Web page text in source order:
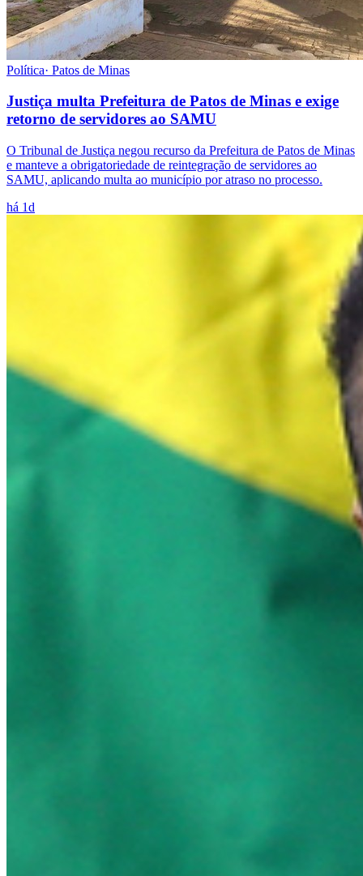
Política· Patos de Minas
Justiça multa Prefeitura de Patos de Minas e exige
retorno de servidores ao SAMU
O Tribunal de Justiça negou recurso da Prefeitura de Patos de Minas
e manteve a obrigatoriedade de reintegração de servidores ao
SAMU, aplicando multa ao município por atraso no processo.
há 1d